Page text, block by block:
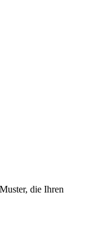
die Ihren